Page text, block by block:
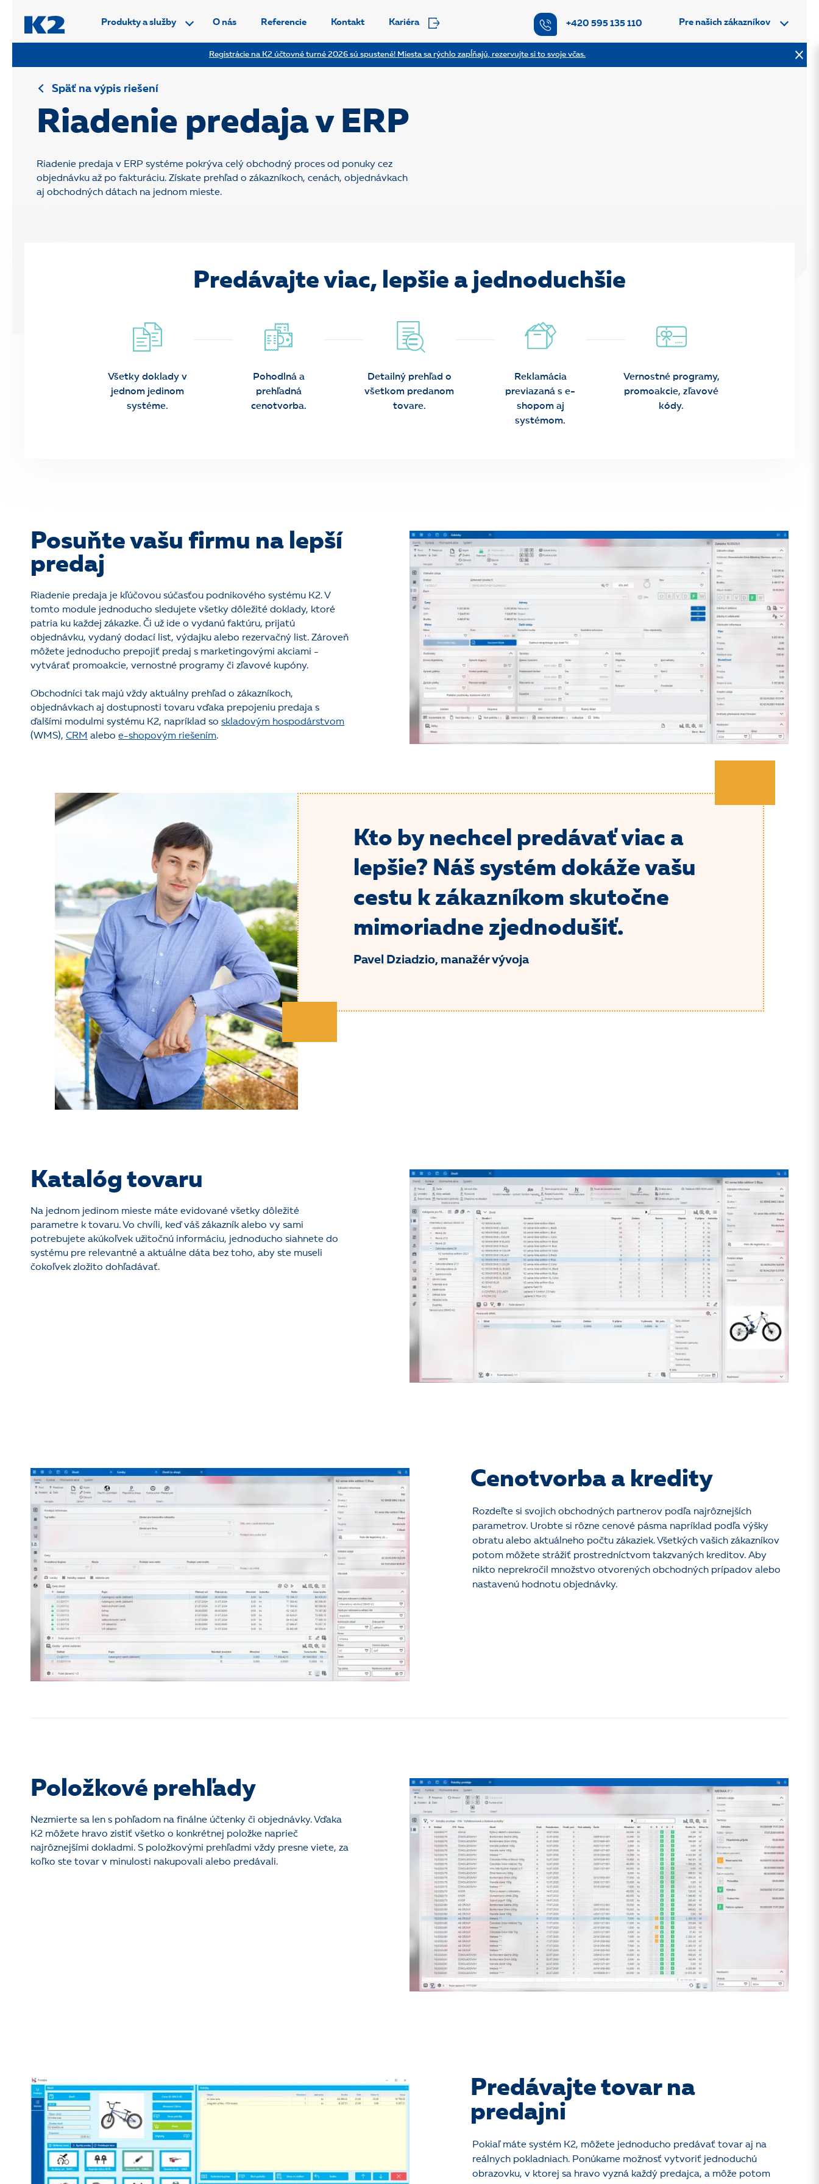
Registrácie na K2 účtovné turné 2026 sú spustené! Miesta sa rýchlo zapĺňajú, rezervujte si to svoje včas.
Produkty a služby O nás Referencie Kontakt Kariéra +420 595 135 110 Pre našich zákazníkov
Späť na výpis riešení
Riadenie predaja v ERP
Riadenie predaja v ERP systéme pokrýva celý obchodný proces od ponuky cez
objednávku až po fakturáciu. Získate prehľad o zákazníkoch, cenách, objednávkach
aj obchodných dátach na jednom mieste.
Predávajte viac, lepšie a jednoduchšie
Všetky doklady v
jednom jedinom
systéme.
Pohodlná a
prehľadná
cenotvorba.
Detailný prehľad o
všetkom predanom
tovare.
Reklamácia
previazaná s e-
shopom aj
systémom.
Vernostné programy,
promoakcie, zľavové
kódy.
Posuňte vašu firmu na lepší
predaj
Riadenie predaja je kľúčovou súčasťou podnikového systému K2. V
tomto module jednoducho sledujete všetky dôležité doklady, ktoré
patria ku každej zákazke. Či už ide o vydanú faktúru, prijatú
objednávku, vydaný dodací list, výdajku alebo rezervačný list. Zároveň
môžete jednoducho prepojiť predaj s marketingovými akciami -
vytvárať promoakcie, vernostné programy či zľavové kupóny.
Obchodníci tak majú vždy aktuálny prehľad o zákazníkoch,
objednávkach aj dostupnosti tovaru vďaka prepojeniu predaja s
ďalšími modulmi systému K2, napríklad so skladovým hospodárstvom
(WMS), CRM alebo e-shopovým riešením.
Kto by nechcel predávať viac a
lepšie? Náš systém dokáže vašu
cestu k zákazníkom skutočne
mimoriadne zjednodušiť.
Pavel Dziadzio, manažér vývoja
Katalóg tovaru
Na jednom jedinom mieste máte evidované všetky dôležité
parametre k tovaru. Vo chvíli, keď váš zákazník alebo vy sami
potrebujete akúkoľvek užitočnú informáciu, jednoducho siahnete do
systému pre relevantné a aktuálne dáta bez toho, aby ste museli
čokoľvek zložito dohľadávať.
Cenotvorba a kredity
Rozdeľte si svojich obchodných partnerov podľa najrôznejších
parametrov. Urobte si rôzne cenové pásma napríklad podľa výšky
obratu alebo aktuálneho počtu zákaziek. Všetkých vašich zákazníkov
potom môžete strážiť prostredníctvom takzvaných kreditov. Aby
nikto neprekročil množstvo otvorených obchodných prípadov alebo
nastavenú hodnotu objednávky.
Položkové prehľady
Nezmierte sa len s pohľadom na finálne účtenky či objednávky. Vďaka
K2 môžete hravo zistiť všetko o konkrétnej položke naprieč
najrôznejšími dokladmi. S položkovými prehľadmi vždy presne viete, za
koľko ste tovar v minulosti nakupovali alebo predávali.
Predávajte tovar na
predajni
Pokiaľ máte systém K2, môžete jednoducho predávať tovar aj na
reálnych pokladniach. Ponúkame možnosť vytvoriť jednoduchú
obrazovku, v ktorej sa hravo vyzná každý predajca, a môže potom